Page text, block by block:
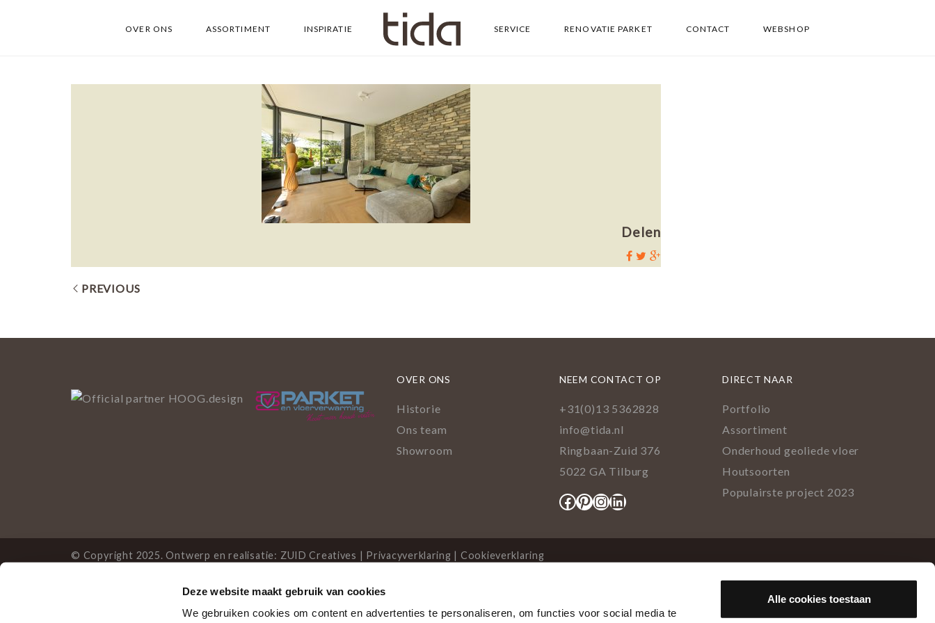
Deze website maakt gebruik van cookies
We gebruiken cookies om content en advertenties te personaliseren, om functies voor social media te
Alle cookies toestaan
OVER ONS ASSORTIMENT INSPIRATIE SERVICE RENOVATIE PARKET CONTACT WEBSHOP
Delen
PREVIOUS
OVER ONS
Historie
Ons team
Showroom
NEEM CONTACT OP
+31(0)13 5362828
info@tida.nl
Ringbaan-Zuid 376
5022 GA Tilburg
Facebook
Pinterest
Instagram
LinkedIn
DIRECT NAAR
Portfolio
Assortiment
Onderhoud geoliede vloer
Houtsoorten
Populairste project 2023
© Copyright 2025. Ontwerp en realisatie: ZUID Creatives | Privacyverklaring | Cookieverklaring
Deze website gebruikt cookies